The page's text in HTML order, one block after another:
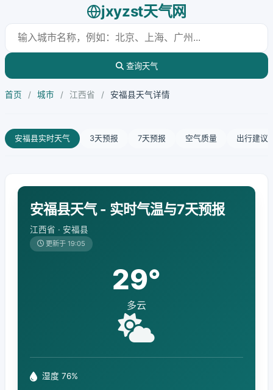
jxyzst天气网
查询天气
首页 / 城市 / 江西省 / 安福县天气详情
安福县实时天气 3天预报 7天预报 空气质量 出行建议
安福县天气 - 实时气温与7天预报
江西省 · 安福县
更新于 19:05
29°
多云
湿度 76%